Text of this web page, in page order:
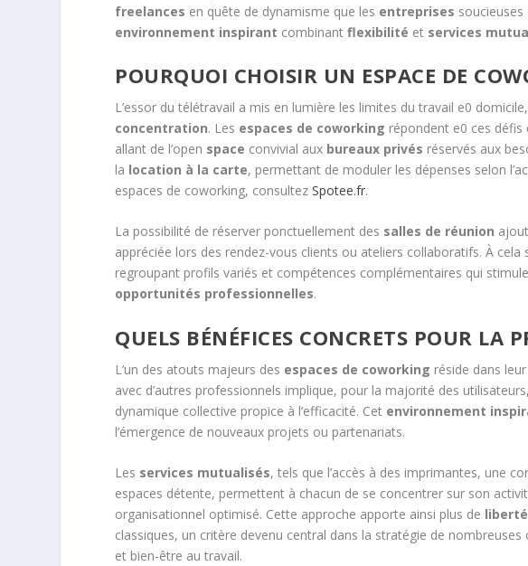
freelances en quête de dynamisme que les entreprises soucieuses
environnement inspirant combinantflexibilité et services
POURQUOI CHOISIR UN ESPACE DE
L’essor du télétravail a mis en lumière les limites du travail e0
concentration. Les espaces de coworking répondent e0 ces
allant de l’open space convivial aux bureaux privés réservés aux
la location à la carte, permettant de moduler les dépenses selon
espaces de coworking, consultezSpotee.fr.
La possibilité de réserver ponctuellement des salles de réunion
appréciée lors des rendez-vous clients ou ateliers collaboratifs. À cela
regroupant profils variés et compétences complémentaires qui
opportunités professionnelles.
QUELS BÉNÉFICES CONCRETS POUR LA
L’un des atouts majeurs des espaces de coworking réside dans
avec d’autres professionnels implique, pour la majorité des
dynamique collective propice à l’efficacité. Cet environnement
l’émergence de nouveaux projets ou partenariats.
Les services mutualisés, tels que l’accès à des imprimantes, une
espaces détente, permettent à chacun de se concentrer sur son
organisationnel optimisé. Cette approche apporte ainsi plus de liberté
classiques, un critère devenu central dans la stratégie de
et bien-être au travail.